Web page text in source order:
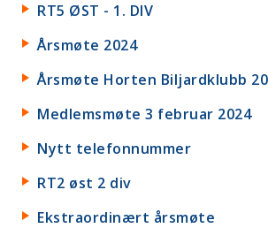
RT5 ØST - 1. DIV
Årsmøte 2024
Årsmøte Horten Biljardklubb
Medlemsmøte 3 februar 2024
Nytt telefonnummer
RT2 øst 2 div
Ekstraordinært årsmøte